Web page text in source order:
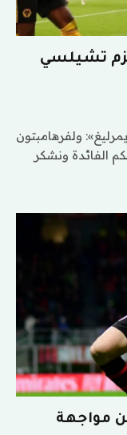
تشيلسي
ولفرهامبتون
الفائدة ونشكر
مواجهة